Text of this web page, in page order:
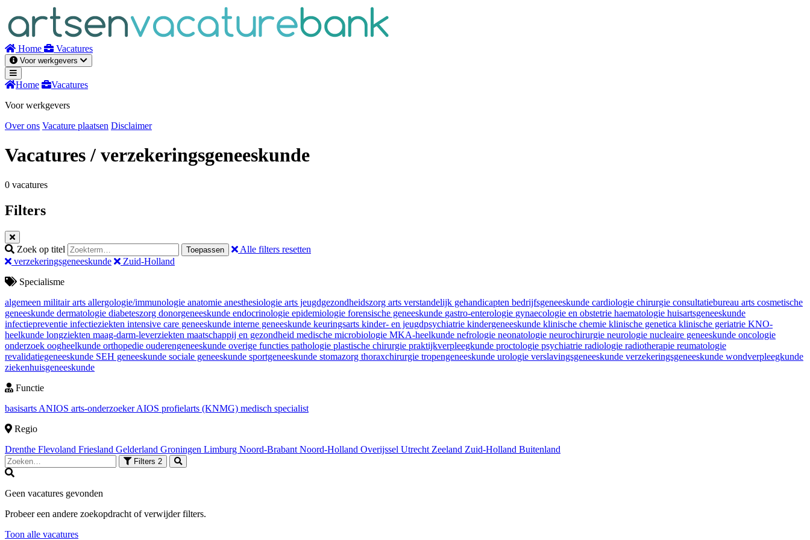
inhoud
Home Vacatures
Voor werkgevers
Home
Vacatures
Voor werkgevers
Over ons Vacature plaatsen Disclaimer
Vacatures/ verzekeringsgeneeskunde
0 vacatures
Filters
Zoek op titel Toepassen
Alle filters resetten
verzekeringsgeneeskunde
Zuid-Holland
Specialisme
algemeen militair arts allergologie/immunologie anatomie anesthesiologie arts jeugdgezondheidszorg arts verstandelijk gehandicapten bedrijfsgeneeskunde cardiologie chirurgie consultatiebureau arts cosmetische
geneeskunde dermatologie diabeteszorg donorgeneeskunde endocrinologie epidemiologie forensische geneeskunde gastro-enterologie gynaecologie en obstetrie haematologie huisartsgeneeskunde
infectiepreventie infectieziekten intensive care geneeskunde interne geneeskunde keuringsarts kinder- en jeugdpsychiatrie kindergeneeskunde klinische chemie klinische genetica klinische geriatrie KNO-
heelkunde longziekten maag-darm-leverziekten maatschappij en gezondheid medische microbiologie MKA-heelkunde nefrologie neonatologie neurochirurgie neurologie nucleaire geneeskunde oncologie
onderzoek oogheelkunde orthopedie ouderengeneeskunde overige functies pathologie plastische chirurgie praktijkverpleegkunde proctologie psychiatrie radiologie radiotherapie reumatologie
revalidatiegeneeskunde SEH geneeskunde sociale geneeskunde sportgeneeskunde stomazorg thoraxchirurgie tropengeneeskunde urologie verslavingsgeneeskunde verzekeringsgeneeskunde wondverpleegkunde
ziekenhuisgeneeskunde
Functie
basisarts ANIOS arts-onderzoekerAIOS profielarts (KNMG) medisch specialist
Regio
Drenthe Flevoland Friesland Gelderland Groningen Limburg Noord-Brabant Noord-Holland Overijssel Utrecht Zeeland Zuid-Holland Buitenland
Filters 2
Geen vacatures gevonden
Probeer een andere zoekopdracht of verwijder filters.
Toon alle vacatures